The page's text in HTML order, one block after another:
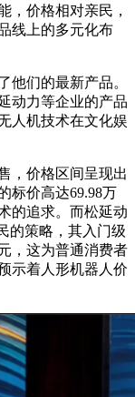
，价格相对亲民，
线上的多元化布
他们的最新产品。
动力等企业的产品
人机技术在文化娱
，价格区间呈现出
标价高达69.98万
的追求。而松延动
的策略，其入门级
，这为普通消费者
示着人形机器人价